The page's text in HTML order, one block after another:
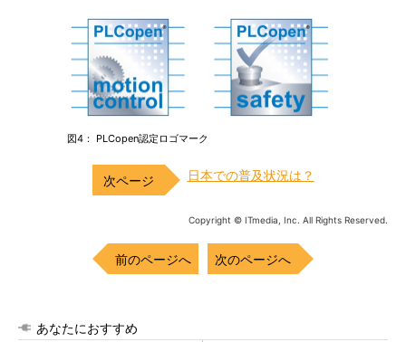
図4： PLCopen認定ロゴマーク
日本での普及状況は？
Copyright © ITmedia, Inc. All Rights Reserved.
前のページへ 次のページへ
あなたにおすすめ